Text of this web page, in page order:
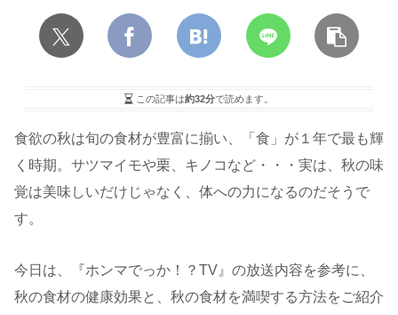
この記事は約32分で読めます。
食欲の秋は旬の食材が豊富に揃い、「食」が１年で最も輝
く時期。サツマイモや栗、キノコなど・・・実は、秋の味
覚は美味しいだけじゃなく、体への力になるのだそうで
す。
今日は、『ホンマでっか！？TV』の放送内容を参考に、
秋の食材の健康効果と、秋の食材を満喫する方法をご紹介